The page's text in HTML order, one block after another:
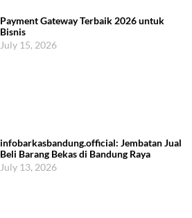
Payment Gateway Terbaik 2026 untuk
Bisnis
July 15, 2026
infobarkasbandung.official: Jembatan Jual
Beli Barang Bekas di Bandung Raya
July 13, 2026